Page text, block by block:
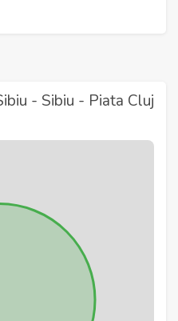
- Sibiu - Piata Cluj